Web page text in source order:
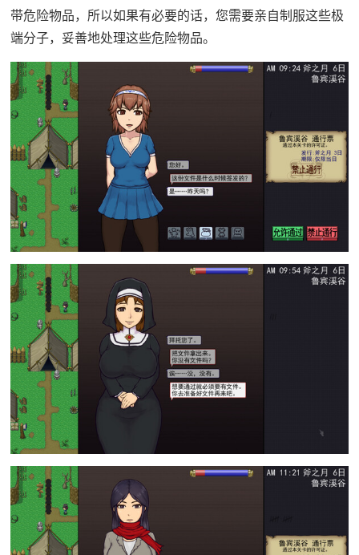
带危险物品，所以如果有必要的话，您需要亲自制服这些极
端分子，妥善地处理这些危险物品。